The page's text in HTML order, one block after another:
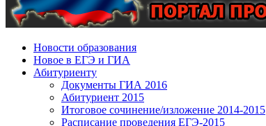
Новости образования
Новое в ЕГЭ и ГИА
Абитуриенту
Документы ГИА 2016
Абитуриент 2015
Итоговое сочинение/изложение 2014-2015
Расписание проведения ЕГЭ-2015